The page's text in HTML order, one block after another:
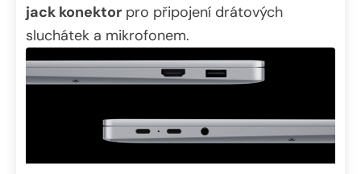
jack konektor pro připojení drátových
sluchátek a mikrofonem.